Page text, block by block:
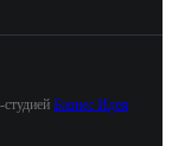
Бизнес Идея